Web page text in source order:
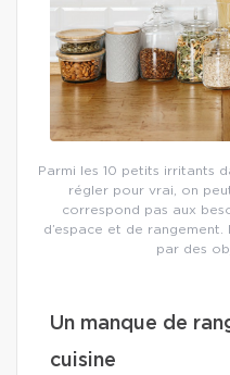
Parmi les 10 petits irritants
régler pour vrai, on
correspond pas aux
d’espace et de
par des
Un manque de
cuisine